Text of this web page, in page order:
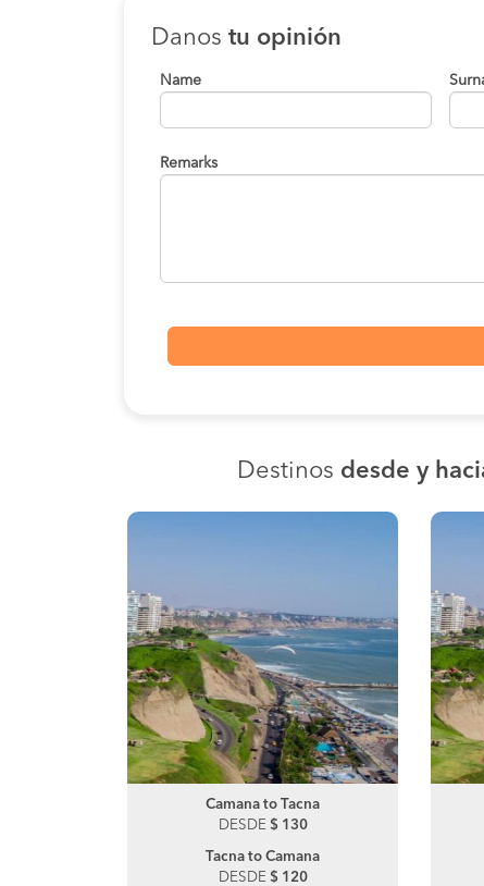
Danos tu opinión
Name
Remarks
Destinos desde y
Camana to Tacna
DESDE $ 130
Tacna to Camana
DESDE $ 120
Desaguadero to Puno
DESDE$ 190
Puno to Desaguadero
DESDE$ 190